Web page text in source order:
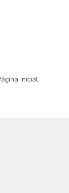
inicial